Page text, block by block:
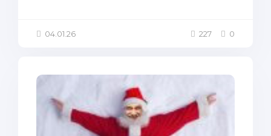
04.01.26 227 0